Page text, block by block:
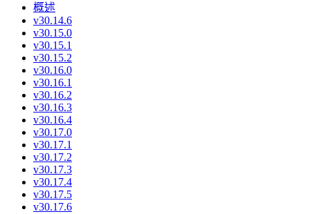
概述
v30.14.6
v30.15.0
v30.15.1
v30.15.2
v30.16.0
v30.16.1
v30.16.2
v30.16.3
v30.16.4
v30.17.0
v30.17.1
v30.17.2
v30.17.3
v30.17.4
v30.17.5
v30.17.6